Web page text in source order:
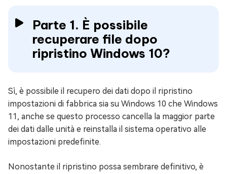
Parte 1. È possibile
recuperare file dopo
ripristino Windows 10?
Sì, è possibile il recupero dei dati dopo il ripristino
impostazioni di fabbrica sia su Windows 10 che Windows
11, anche se questo processo cancella la maggior parte
dei dati dalle unità e reinstalla il sistema operativo alle
impostazioni predefinite.
Nonostante il ripristino possa sembrare definitivo, è